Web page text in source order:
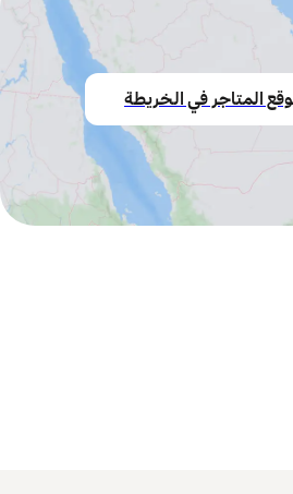
المتاجر في الخريطة